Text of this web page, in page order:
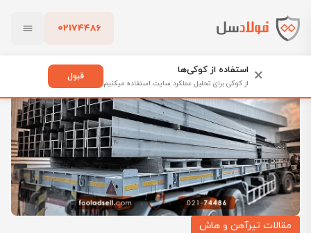
02174486
پاک کردن
فولادسل
بندیل تیرآهن چیست؛ تعداد شاخه و وزن هر بندیل تیرآهن
مقالات تیرآهن و هاش
× استفاده از کوکی‌ها
از کوکی برای تحلیل عملکرد سایت استفاده میکنیم
قبول